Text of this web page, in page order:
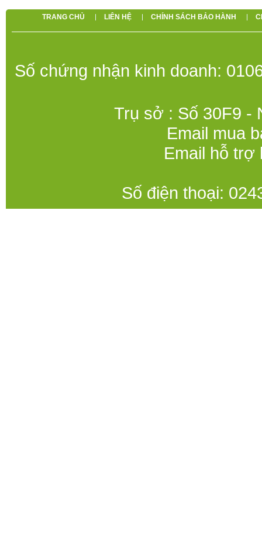
TRANG CHỦ LIÊN HỆ CHÍNH SÁCH BẢO HÀNH
Số chứng nhận kinh doanh:
Trụ sở : Số 30F9 -
Email mua
Email hỗ trợ
Số điện thoại: